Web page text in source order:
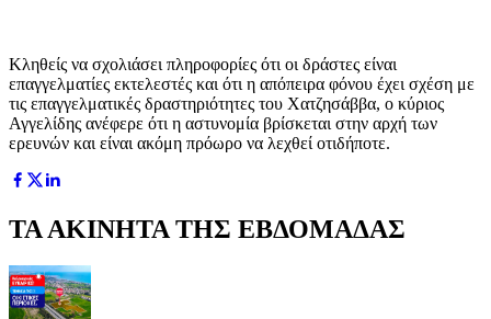
Κληθείς να σχολιάσει πληροφορίες ότι οι δράστες είναι
επαγγελματίες εκτελεστές και ότι η απόπειρα φόνου έχει σχέση με
τις επαγγελματικές δραστηριότητες του Χατζησάββα, ο κύριος
Αγγελίδης ανέφερε ότι η αστυνομία βρίσκεται στην αρχή των
ερευνών και είναι ακόμη πρόωρο να λεχθεί οτιδήποτε.
ΤΑ ΑΚΙΝΗΤΑ ΤΗΣ ΕΒΔΟΜΑΔΑΣ